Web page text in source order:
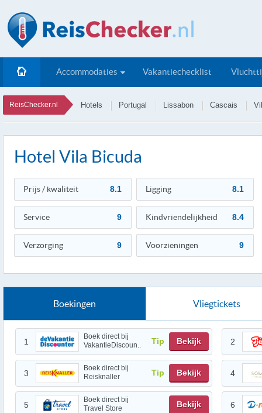
Accommodaties Vakantiechecklist
ReisChecker.nl Hotels Portugal Lissabon Cascais
Hotel Vila Bicuda
Prijs / kwaliteit 8.1 Ligging 8.1
Service 9 Kindvriendelijkheid 8.4
Verzorging 9 Voorzieningen 9
Boekingen Vliegtickets
1
Boek direct bij
VakantieDiscoun..
Tip Bekijk 2
3
Boek direct bij
Reisknaller
Tip Bekijk 4
5
Boek direct bij
Travel Store
Bekijk 6